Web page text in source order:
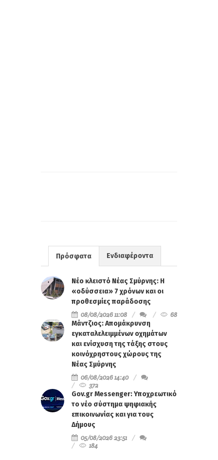
Πρόσφατα Ενδιαφέροντα
Νέο κλειστό Νέας Σμύρνης: Η
«οδύσσεια» 7 χρόνων και οι
προθεσμίες παράδοσης
08/08/2026 11:08
68
Μάντζιος: Απομάκρυνση
εγκαταλελειμμένων οχημάτων
και ενίσχυση της τάξης στους
κοινόχρηστους χώρους της
Νέας Σμύρνης
06/08/2026 14:40
372
Gov.gr Messenger: Υποχρεωτικό
το νέο σύστημα ψηφιακής
επικοινωνίας και για τους
Δήμους
05/08/2026 23:51
184